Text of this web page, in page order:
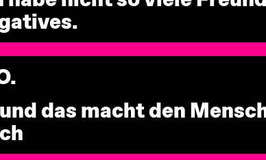
das macht den